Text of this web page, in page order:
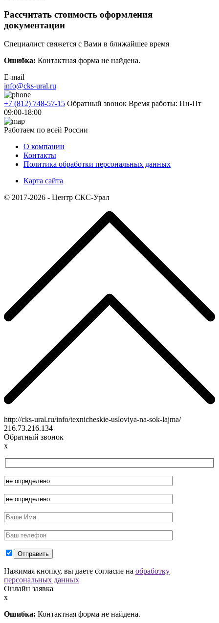
Рассчитать стоимость оформления
документации
Специалист свяжется с Вами в ближайшее время
Ошибка: Контактная форма не найдена.
E-mail
info@cks-ural.ru
+7 (812) 748-57-15 Обратный звонок Время работы: Пн-Пт
09:00-18:00
Работаем по всей России
О компании
Контакты
Политика обработки персональных данных
Карта сайта
© 2017-2026 - Центр СКС-Урал
http://cks-ural.ru/info/texnicheskie-usloviya-na-sok-lajma/
216.73.216.134
Обратный звонок
x
Нажимая кнопку, вы даете согласие на обработку
персональных данных
Онлайн заявка
x
Ошибка: Контактная форма не найдена.